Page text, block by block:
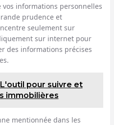
informations personnelles
prudence et
seulement sur
sur internet pour
des informations précises
pour suivre et
immobilières
mentionnée dans les